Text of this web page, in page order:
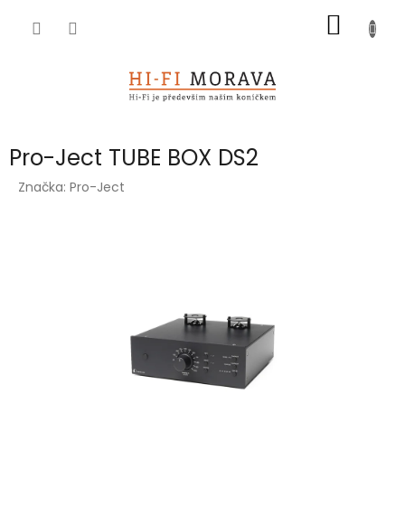
KOŠÍK
Pro-Ject TUBE BOX DS2
Značka: Pro-Ject